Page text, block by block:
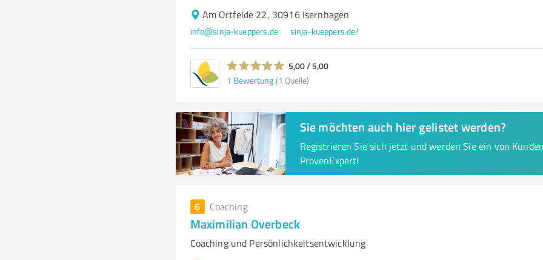
Am Ortfelde 22, 30916 Isernhagen
info@sinja-kueppers.de sinja-kueppers.de/
5,00 / 5,00
1 Bewertung (1 Quelle)
Sie möchten auch hier gelistet werden?
Registrieren Sie sich jetzt und werden Sie ein von
ProvenExpert!
6 Coaching
Maximilian Overbeck
Coaching und Persönlichkeitsentwicklung